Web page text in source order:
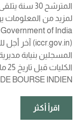
المترشح 30
لمزيد من المعلومات
of India
المسجلين بنيابة
BOURSE INDIEN
اقرأ أكثر